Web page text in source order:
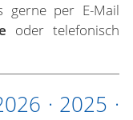
gerne per E-Mail
oder telefonisch
· 2025 ·